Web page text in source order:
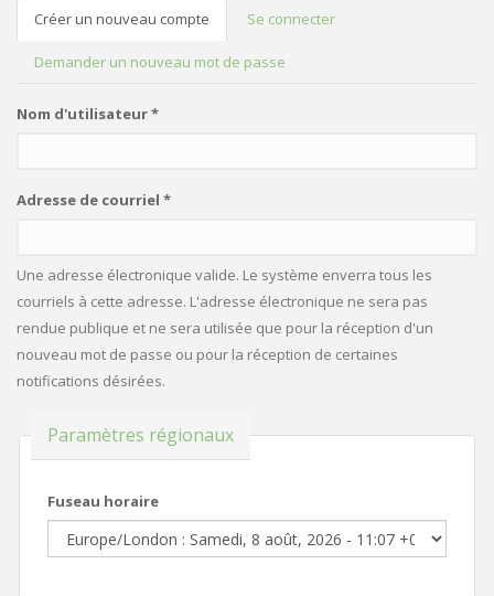
ONGLETS PRINCIPAUX
Créer un nouveau compte (ongletSe connecter
Demander un nouveau mot de passe
Nom d'utilisateur*
Adresse de courriel *
Une adresse électronique valide. Le système enverra tous les
courriels à cette adresse. L'adresse électronique ne sera pas
rendue publique et ne sera utilisée que pour la réception d'un
nouveau mot de passe ou pour la réception de certaines
notifications désirées.
Masquer
Paramètres régionaux
Fuseau horaire